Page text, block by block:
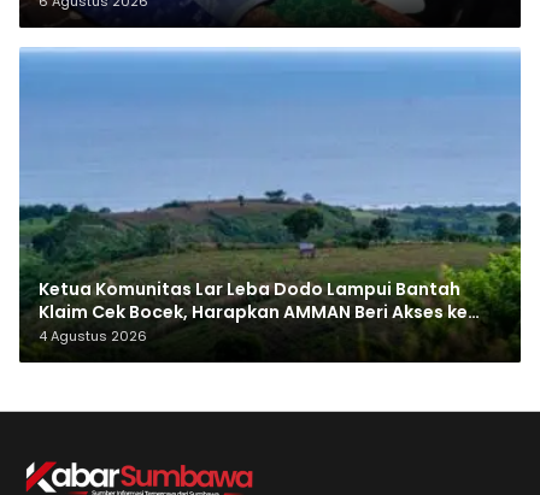
Ketua Komunitas Lar Leba Dodo Lampui Bantah
Klaim Cek Bocek, Harapkan AMMAN Beri Akses ke
Makam Leluhur
4 Agustus 2026